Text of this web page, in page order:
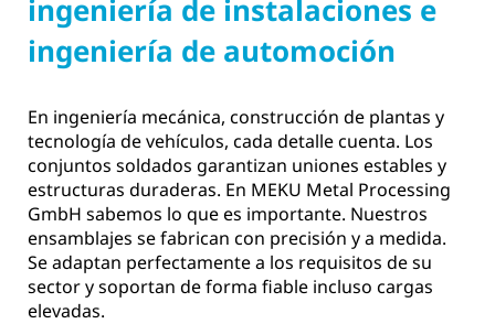
ingeniería de instalaciones e
ingeniería de automoción
En ingeniería mecánica, construcción de plantas y
tecnología de vehículos, cada detalle cuenta. Los
conjuntos soldados garantizan uniones estables y
estructuras duraderas. En MEKU Metal Processing
GmbH sabemos lo que es importante. Nuestros
ensamblajes se fabrican con precisión y a medida.
Se adaptan perfectamente a los requisitos de su
sector y soportan de forma fiable incluso cargas
elevadas.